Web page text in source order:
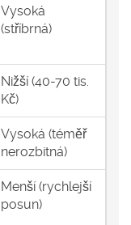
Vysoká
(stříbrná)
Nižší (40-70 tis.
Kč)
Vysoká (téměř
nerozbitná)
Menší (rychlejší
posun)